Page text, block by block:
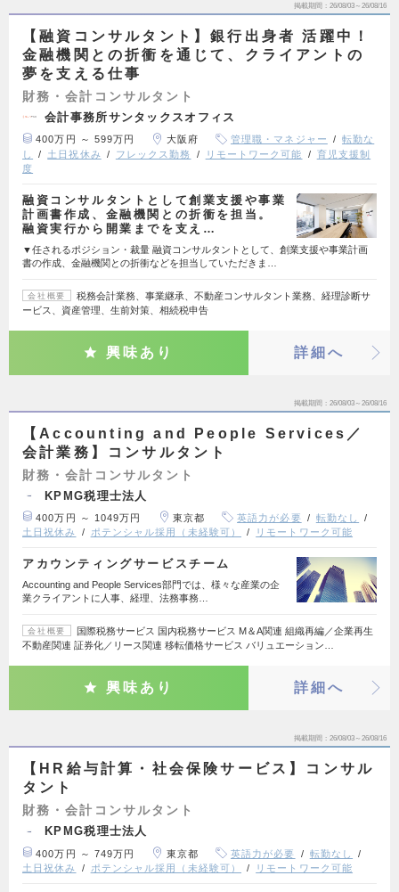
掲載期間 26/08/03～26/08/16
【融資コンサルタント】銀行出身者 活躍中！
金融機関との折衝を通じて、クライアントの
夢を支える仕事
財務・会計コンサルタント
会計事務所サンタックスオフィス
400万円 ～ 599万円 大阪府 管理職・マネジャー
転勤な
し
土日祝休み フレックス勤務 リモートワーク可能
育児支援制
度
融資コンサルタントとして創業支援や事業
計画書作成、金融機関との折衝を担当。
融資実行から開業までを支え…
▼任されるポジション・裁量 融資コンサルタントとして、創業支援や事業計画
書の作成、金融機関との折衝などを担当していただきま…
会社概要
税務会計業務、事業継承、不動産コンサルタント業務、経理診断サ
ービス、資産管理、生前対策、相続税申告
興味あり 詳細へ
掲載期間 26/08/03～26/08/16
【Accounting and People Services／
会計業務】コンサルタント
財務・会計コンサルタント
KPMG税理士法人
400万円 ～ 1049万円 東京都 英語力が必要
転勤なし
土日祝休み
ポテンシャル採用（未経験可） リモートワーク可能
アカウンティングサービスチーム
Accounting and People Services部門では、様々な産業の企
業クライアントに人事、経理、法務事務…
会社概要
国際税務サービス 国内税務サービス M＆A関連 組織再編／企業再生
不動産関連 証券化／リース関連 移転価格サービス バリュエーション…
興味あり 詳細へ
掲載期間 26/08/03～26/08/16
【HR給与計算・社会保険サービス】コンサル
タント
財務・会計コンサルタント
KPMG税理士法人
400万円 ～ 749万円 東京都 英語力が必要
転勤なし
土日祝休み
ポテンシャル採用（未経験可） リモートワーク可能